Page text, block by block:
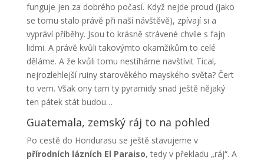
funguje jen za dobrého počasí. Když nejde proud (jako
se tomu stalo právě při naší návštěvě), zpívají si a
vypráví příběhy. Jsou to krásně strávené chvíle s fajn
lidmi. A právě kvůli takovýmto okamžikům to celé
děláme. A že kvůli tomu nestíháme navštívit Tical,
nejrozlehlejší ruiny starověkého mayského světa? Čert
to vem. Však ony tam ty pyramidy snad ještě nějaký
ten pátek stát budou…
Guatemala, zemský ráj to na pohled
Po cestě do Hondurasu se ještě stavujeme v
přírodních lázních El Paraiso, tedy v překladu „ráj“. A